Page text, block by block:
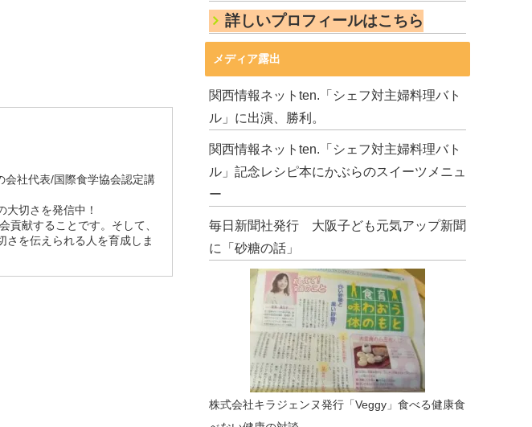
会社代表/国際食学協会認定講
切さを発信中！
貢献することです。そして、
さを伝えられる人を育成しま
詳しいプロフィールはこちら
メディア露出
関西情報ネットten.「シェフ対主婦料理バト
ル」に出演、勝利。
関西情報ネットten.「シェフ対主婦料理バト
ル」記念レシピ本にかぶらのスイーツメニュ
ー
毎日新聞社発行 大阪子ども元気アップ新聞
に「砂糖の話」
株式会社キラジェンヌ発行「Veggy」食べる健康食